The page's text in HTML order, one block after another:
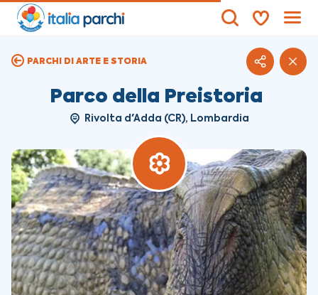
PARCHI DI ARTE E STORIA
Parco della Preistoria
Rivolta d'Adda (CR), Lombardia